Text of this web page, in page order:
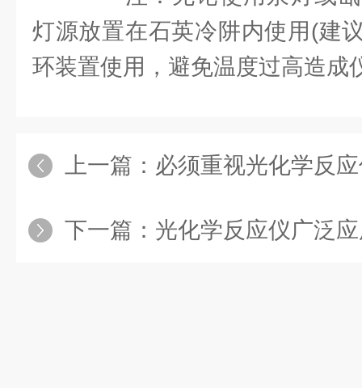
灯源放置在石英冷阱内使用(建
环装置使用，避免温度过高造成
上一篇： 必须重视光化学反
下一篇： 光化学反应仪广泛